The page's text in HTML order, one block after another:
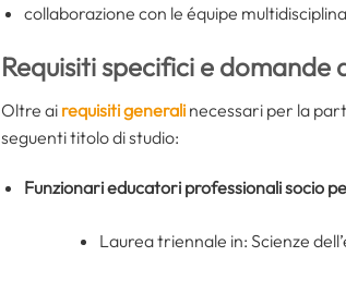
collaborazione con le équipe
Requisiti specifici e
Oltre ai requisiti generali necessari per la
seguenti titolo di studio:
Funzionari educatori professionali socio
Laurea triennale in: Scienze